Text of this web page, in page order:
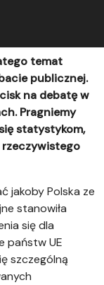
temat
publicznej.
na debatę w
Pragniemy
statystykom,
rzeczywistego
jakoby Polska ze
stanowiła
się dla
państw UE
szczególną